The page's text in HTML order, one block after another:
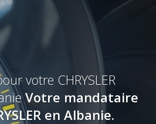
votre CHRYSLER
Votre mandataire
en Albanie.